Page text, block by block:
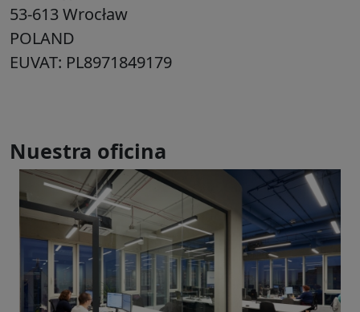
53-613 Wrocław
POLAND
EUVAT: PL8971849179
Nuestra oficina